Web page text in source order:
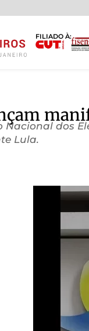
FILIADO À:
Nacional dos
Lula.